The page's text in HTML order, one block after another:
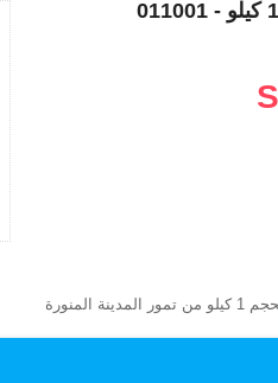
المنورة